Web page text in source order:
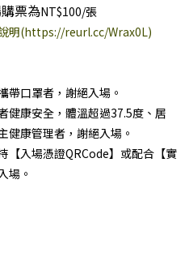
票為NT$100/張
明(https://reurl.cc/Wrax0L)
帶口罩者，謝絕入場。
健康安全，體溫超過37.5度、居
健康管理者，謝絕入場。
【入場憑證QRCode】或配合【實
場。